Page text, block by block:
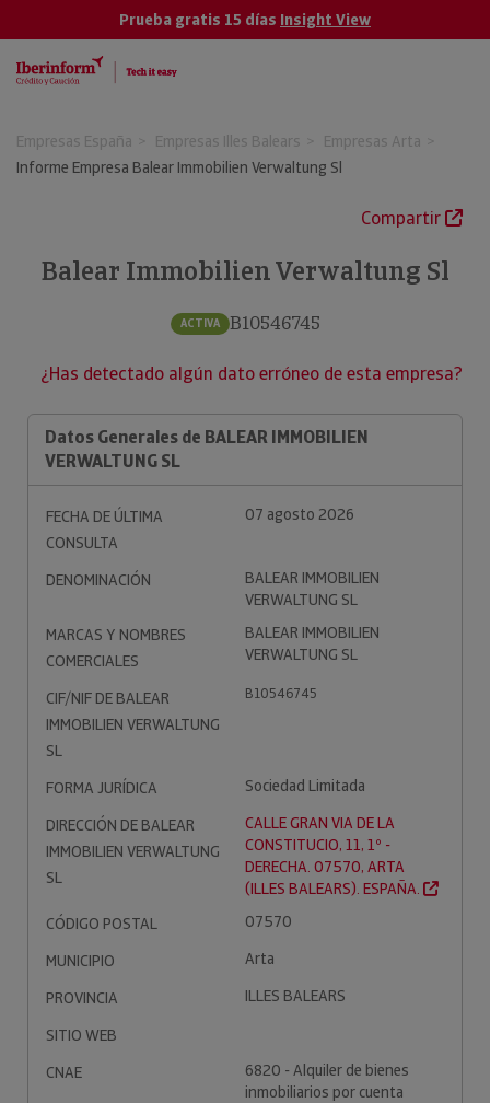
Prueba gratis 15 días Insight View
Empresas España Empresas Illes Balears
Empresas Arta
Informe Empresa Balear Immobilien Verwaltung Sl
Compartir
Balear Immobilien Verwaltung Sl
ACTIVA B10546745
¿Has detectado algún dato erróneo de esta empresa?
Datos Generales de BALEAR IMMOBILIEN
VERWALTUNG SL
FECHA DE ÚLTIMA
CONSULTA
07 agosto 2026
DENOMINACIÓN
BALEAR IMMOBILIEN
VERWALTUNG SL
MARCAS Y NOMBRES
COMERCIALES
BALEAR IMMOBILIEN
VERWALTUNG SL
CIF/NIF DE BALEAR
IMMOBILIEN VERWALTUNG
SL
B10546745
FORMA JURÍDICA
Sociedad Limitada
DIRECCIÓN DE BALEAR
IMMOBILIEN VERWALTUNG
SL
CALLE GRAN VIA DE LA
CONSTITUCIO, 11, 1º -
DERECHA. 07570, ARTA
(ILLES BALEARS). ESPAÑA.
CÓDIGO POSTAL
07570
MUNICIPIO
Arta
PROVINCIA
ILLES BALEARS
SITIO WEB
CNAE
6820 - Alquiler de bienes
inmobiliarios por cuenta